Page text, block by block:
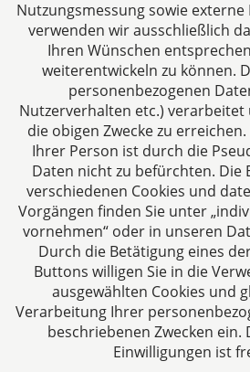
Tel: +49 241 94621-0
Fax: +49 241 94621-111
E-Mail:kanzlei@dhk-law.com
Über uns
Ihre Ansprechpartner für Fragen
Gesellschaftsrecht,
Vertragsrecht.
Impressum
Datenschutzerklärung
Nutzungsmessung sowie externe
verwenden wir ausschließlich
Ihren Wünschen
weiterentwickeln zu können.
personenbezogenen
Nutzerverhalten etc.)
die obigen Zwecke zu
Ihrer Person ist durch die
Daten nicht zu befürchten. Die
verschiedenen Cookies und
Vorgängen finden Sie unter
vornehmen“ oder in unseren
Durch die Betätigung eines
Buttons willigen Sie in die
ausgewählten Cookies und
Verarbeitung Ihrer
beschriebenen Zwecken ein.
Einwilligungen ist